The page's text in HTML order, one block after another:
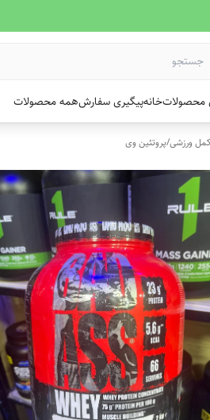
محصولاتخانهپیگیری سفارشهمه محصولات
ورزشی/پروتئین وی